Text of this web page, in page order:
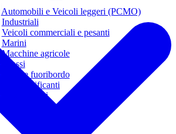
Automobili e Veicoli leggeri (PCMO)
Industriali
Veicoli commerciali e pesanti
Marini
Macchine agricole
Grassi
Moto e fuoribordo
Tutti i lubrificanti
Trasmissioni